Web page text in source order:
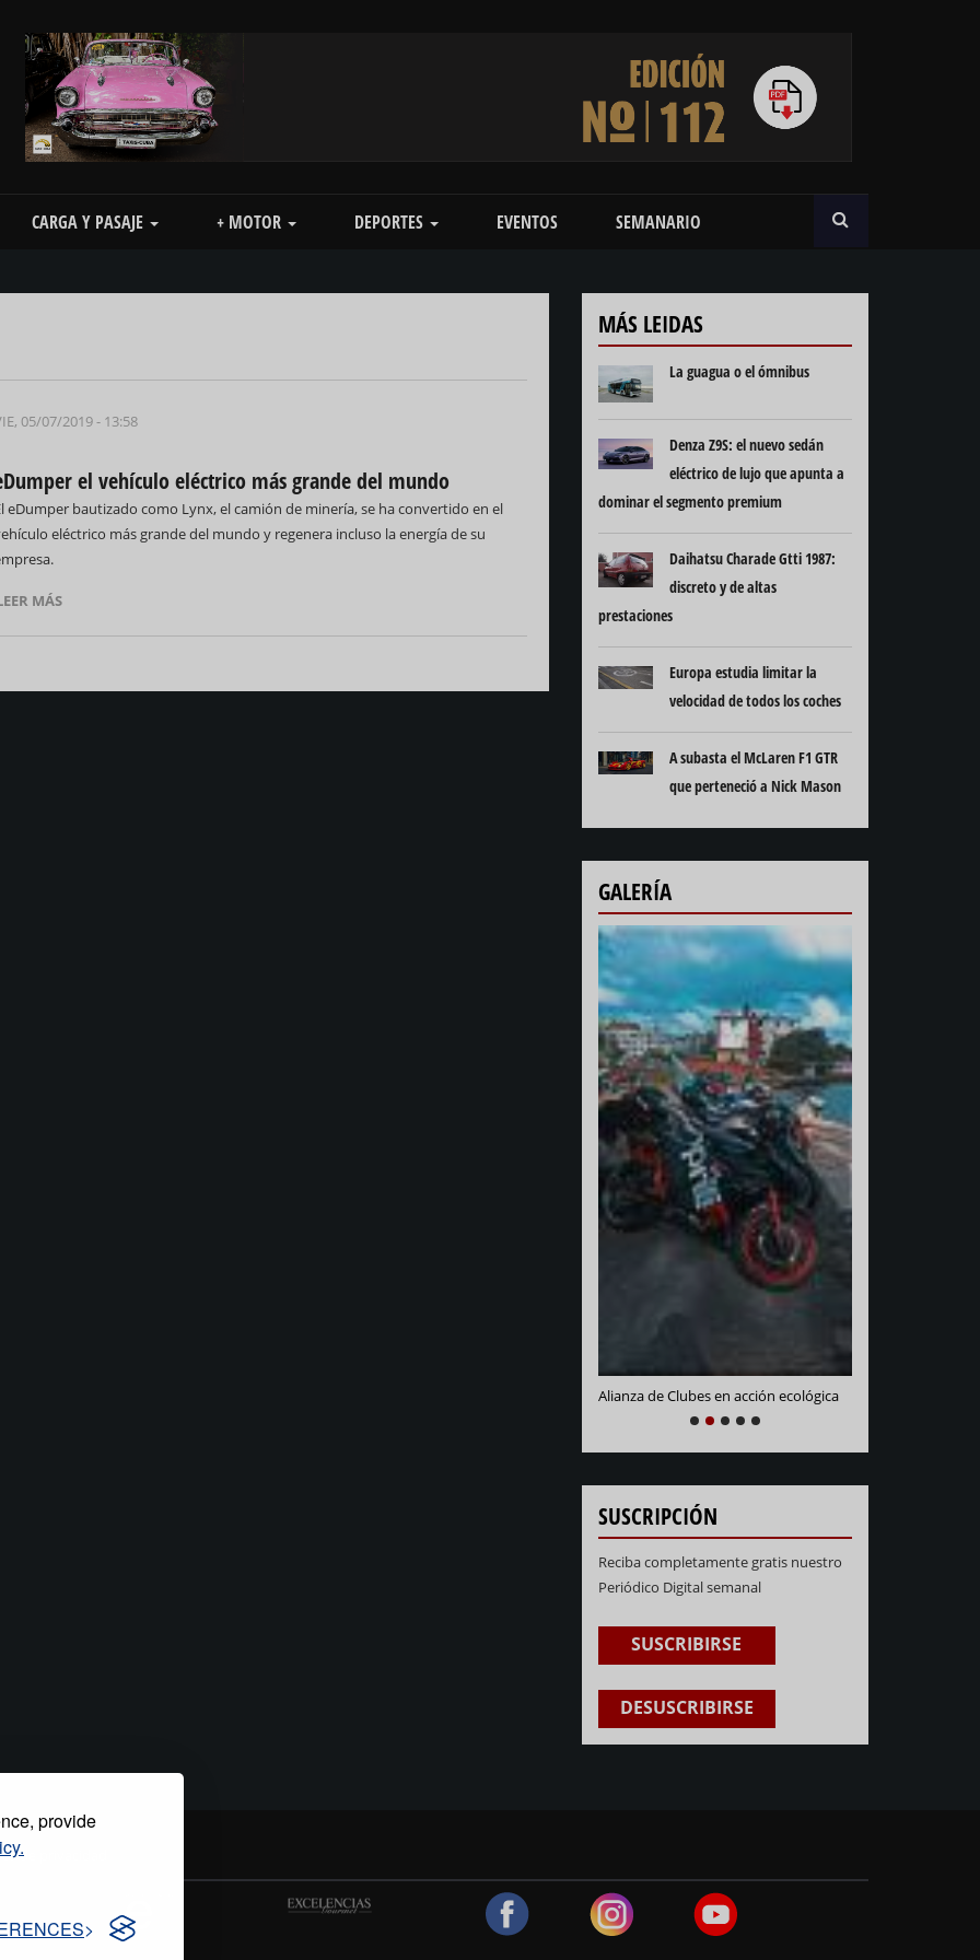
provide
CARGA Y PASAJE + MOTOR DEPORTES EVENTOS SEMANARIO
05/07/2019 - 13:58
el vehículo eléctrico más grande del mundo
eDumper bautizado como Lynx, el camión de minería, se ha convertido en el
eléctrico más grande del mundo y regenera incluso la energía de su
MÁS
MÁS LEIDAS
La guagua o el ómnibus
Denza Z9S: el nuevo sedán
eléctrico de lujo que apunta a
dominar el segmento premium
Daihatsu Charade Gtti 1987:
discreto y de altas
prestaciones
Europa estudia limitar la
velocidad de todos los coches
A subasta el McLaren F1 GTR
que perteneció a Nick Mason
GALERÍA
Alianza de Clubes en acción ecológica
PREVIOUS
SUSCRIPCIÓN
Reciba completamente gratis nuestro
Periódico Digital semanal
SUSCRIBIRSE
DESUSCRIBIRSE
de privacidad